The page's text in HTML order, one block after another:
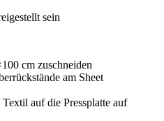
sein
cm zuschneiden
am Sheet
auf die Pressplatte auf